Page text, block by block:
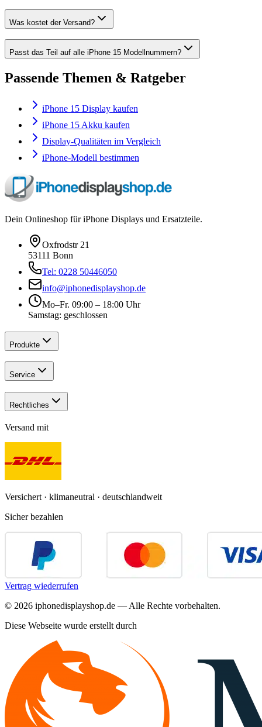
Was kostet der Versand?
Passt das Teil auf alle iPhone 15 Modellnummern?
Passende Themen & Ratgeber
iPhone 15 Display kaufen
iPhone 15 Akku kaufen
Display-Qualitäten im Vergleich
iPhone-Modell bestimmen
Dein Onlineshop für iPhone Displays und Ersatzteile.
Oxfrodstr 21
53111 Bonn
Tel: 0228 50446050
info@iphonedisplayshop.de
Mo–Fr. 09:00 – 18:00 Uhr
Samstag: geschlossen
Produkte
Service
Rechtliches
Versand mit
Versichert · klimaneutral · deutschlandweit
Sicher bezahlen
Vertrag wiederrufen
© 2026 iphonedisplayshop.de — Alle Rechte vorbehalten.
Diese Webseite wurde erstellt durch